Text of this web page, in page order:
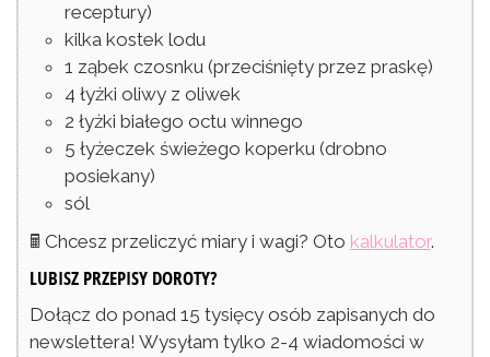
receptury)
kilka kostek lodu
1 ząbek czosnku (przeciśnięty przez praskę)
4 łyżki oliwy z oliwek
2 łyżki białego octu winnego
5 łyżeczek świeżego koperku (drobno
posiekany)
sól
🖩 Chcesz przeliczyć miary i wagi? Oto kalkulator.
LUBISZ PRZEPISY DOROTY?
Dołącz do ponad 15 tysięcy osób zapisanych do
newslettera! Wysyłam tylko 2-4 wiadomości w